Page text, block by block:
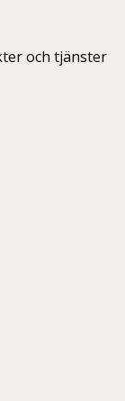
och tjänster